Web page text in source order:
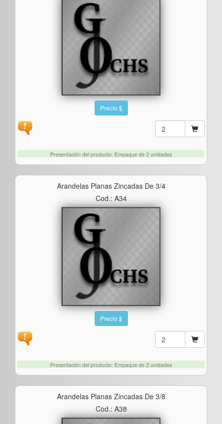
Precio $
Presentación del producto: Empaque de 2 unidades
Arandelas Planas Zincadas De 3/4
Cod.: A34
Precio $
Presentación del producto: Empaque de 2 unidades
Arandelas Planas Zincadas De 3/8
Cod.: A38